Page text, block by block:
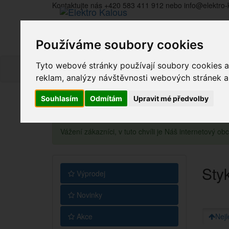
Používáme soubory cookies
Tyto webové stránky používají soubory cookies
reklam, analýzy návštěvnosti webových stránek
Souhlasím Odmítám Upravit mé předvolby
Kontaktujte nás +420 583 411 912 nebo
Vážení zákazníci, v tuto chvíli je Náš internetový
Výprodej
Novinky
Akce